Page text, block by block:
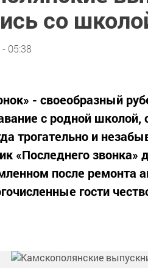
со
05:38
- своеобразный
с родной
трогательно и
«Последнего
после ремонта
гости